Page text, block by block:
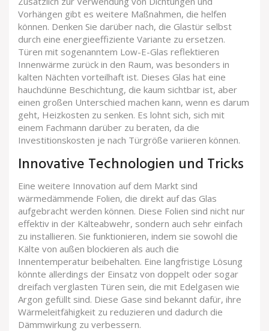
Vorhängen gibt es weitere Maßnahmen, die helfen
können. Denken Sie darüber nach, die Glastür selbst
durch eine energieeffiziente Variante zu ersetzen.
Türen mit sogenanntem Low-E-Glas reflektieren
Innenwärme zurück in den Raum, was besonders in
kalten Nächten vorteilhaft ist. Dieses Glas hat eine
hauchdünne Beschichtung, die kaum sichtbar ist, aber
einen großen Unterschied machen kann, wenn es darum
geht, Heizkosten zu senken. Es lohnt sich, sich mit
einem Fachmann darüber zu beraten, da die
Investitionskosten je nach Türgröße variieren können.
Innovative Technologien und Tricks
Eine weitere Innovation auf dem Markt sind
wärmedämmende Folien, die direkt auf das Glas
aufgebracht werden können. Diese Folien sind nicht nur
effektiv in der Kälteabwehr, sondern auch sehr einfach
zu installieren. Sie funktionieren, indem sie sowohl die
Kälte von außen blockieren als auch die
Innentemperatur beibehalten. Eine langfristige Lösung
könnte allerdings der Einsatz von doppelt oder sogar
dreifach verglasten Türen sein, die mit Edelgasen wie
Argon gefüllt sind. Diese Gase sind bekannt dafür, ihre
Wärmeleitfähigkeit zu reduzieren und dadurch die
Dämmwirkung zu verbessern.